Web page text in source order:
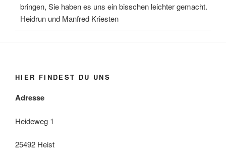
bringen, Sie haben es uns ein bisschen leichter gemacht.
Heidrun und Manfred Kriesten
HIER FINDEST DU UNS
Adresse
Heideweg 1
25492 Heist